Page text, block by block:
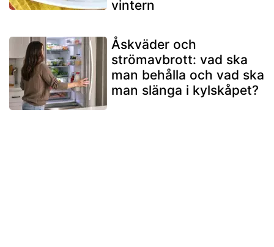
vintern
Åskväder och
strömavbrott: vad ska
man behålla och vad ska
man slänga i kylskåpet?